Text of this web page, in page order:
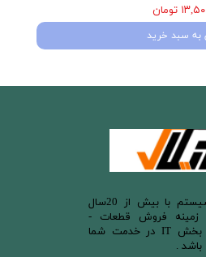
تومان
به سبد خرید
​فروشگاه رادیکال سیستم با بیش از 20سال
زمینه فروش قطعات -
تعمیرات و خدمات بخش IT در خدمت شما
.